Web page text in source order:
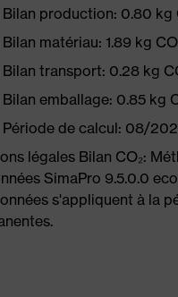
Bilan production: 0.80 kg
Bilan matériau: 1.89 kg
Bilan transport: 0.28 kg
Bilan emballage: 0.85 kg
Période de calcul: 08/
légales Bilan CO₂:
SimaPro 9.5.0.0
s'appliquent à la